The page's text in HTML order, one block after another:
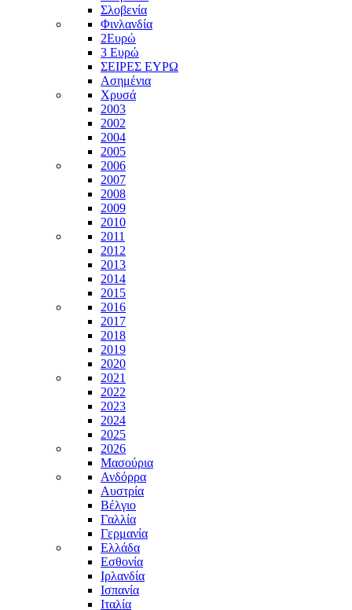
Σλοβενία
Φινλανδία
2Ευρώ
3 Ευρώ
ΣΕΙΡΕΣ ΕΥΡΩ
Ασημένια
Χρυσά
2003
2002
2004
2005
2006
2007
2008
2009
2010
2011
2012
2013
2014
2015
2016
2017
2018
2019
2020
2021
2022
2023
2024
2025
2026
Μασούρια
Ανδόρρα
Αυστρία
Βέλγιο
Γαλλία
Γερμανία
Ελλάδα
Εσθονία
Ιρλανδία
Ισπανία
Ιταλία